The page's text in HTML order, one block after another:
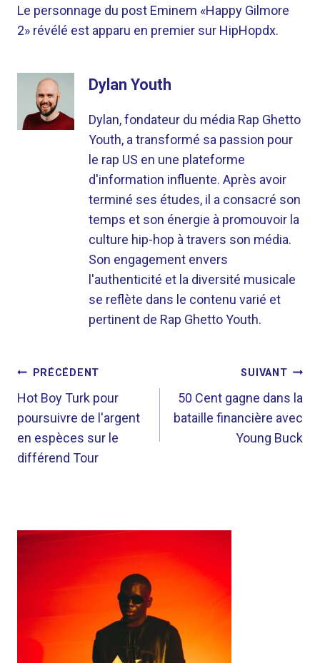
Le personnage du post Eminem «Happy Gilmore
2» révélé est apparu en premier sur HipHopdx.
Dylan Youth
Dylan, fondateur du média Rap Ghetto
Youth, a transformé sa passion pour
le rap US en une plateforme
d'information influente. Après avoir
terminé ses études, il a consacré son
temps et son énergie à promouvoir la
culture hip-hop à travers son média.
Son engagement envers
l'authenticité et la diversité musicale
se reflète dans le contenu varié et
pertinent de Rap Ghetto Youth.
NAVIGATION
DE
L’ARTICLE
PRÉCÉDENT
Hot Boy Turk pour
poursuivre de l'argent
en espèces sur le
différend Tour
SUIVANT
50 Cent gagne dans la
bataille financière avec
Young Buck